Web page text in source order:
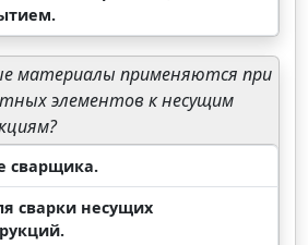
материалы применяются при
элементов к несущим
сварщика.
сварки несущих